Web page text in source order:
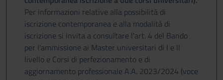
Per informazioni relative alla possibilità di
iscrizione contemporanea e alla modalità di
iscrizione si invita a consultare l'art. 4 del Bando
per l'ammissione ai Master universitari di I e II
livello e Corsi di perfezionamento e di
aggiornamento professionale A.A. 2023/2024 (voce